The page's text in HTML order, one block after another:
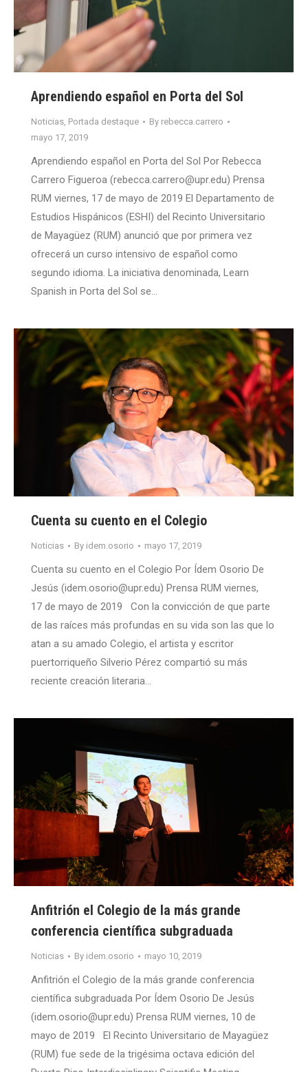
Aprendiendo español en Porta del Sol
Noticias, Portada destaque By rebecca.carrero
mayo 17, 2019
Aprendiendo español en Porta del Sol Por Rebecca
Carrero Figueroa (rebecca.carrero@upr.edu) Prensa
RUM viernes, 17 de mayo de 2019 El Departamento de
Estudios Hispánicos (ESHI) del Recinto Universitario
de Mayagüez (RUM) anunció que por primera vez
ofrecerá un curso intensivo de español como
segundo idioma. La iniciativa denominada, Learn
Spanish in Porta del Sol se…
Cuenta su cuento en el Colegio
Noticias By idem.osorio mayo 17, 2019
Cuenta su cuento en el Colegio Por Ídem Osorio De
Jesús (idem.osorio@upr.edu) Prensa RUM viernes,
17 de mayo de 2019 Con la convicción de que parte
de las raíces más profundas en su vida son las que lo
atan a su amado Colegio, el artista y escritor
puertorriqueño Silverio Pérez compartió su más
reciente creación literaria…
Anfitrión el Colegio de la más grande
conferencia científica subgraduada
Noticias By idem.osorio mayo 10, 2019
Anfitrión el Colegio de la más grande conferencia
científica subgraduada Por Ídem Osorio De Jesús
(idem.osorio@upr.edu) Prensa RUM viernes, 10 de
mayo de 2019 El Recinto Universitario de Mayagüez
(RUM) fue sede de la trigésima octava edición del